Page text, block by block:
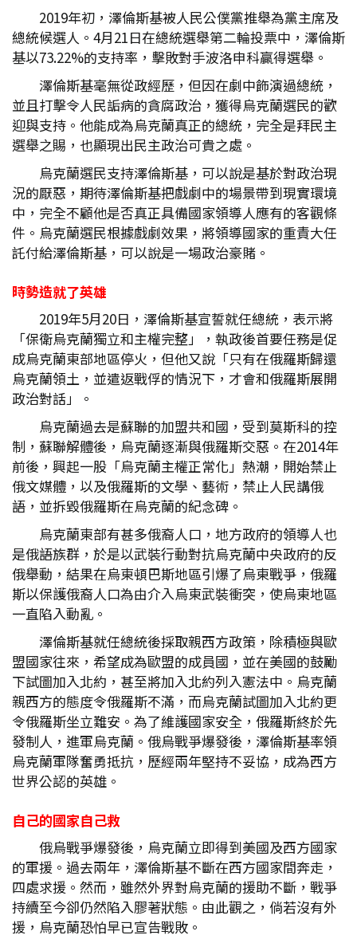
2019年初，澤倫斯基被人民公僕黨推舉為黨主席及
總統候選人。4月21日在總統選舉第二輪投票中，澤倫斯
基以73.22%的支持率，擊敗對手波洛申科贏得選舉。
澤倫斯基毫無從政經歷，但因在劇中飾演過總統，
並且打擊令人民詬病的貪腐政治，獲得烏克蘭選民的歡
迎與支持。他能成為烏克蘭真正的總統，完全是拜民主
選舉之賜，也顯現出民主政治可貴之處。
烏克蘭選民支持澤倫斯基，可以說是基於對政治現
況的厭惡，期待澤倫斯基把戲劇中的場景帶到現實環境
中，完全不顧他是否真正具備國家領導人應有的客觀條
件。烏克蘭選民根據戲劇效果，將領導國家的重責大任
託付給澤倫斯基，可以說是一場政治豪賭。
時勢造就了英雄
2019年5月20日，澤倫斯基宣誓就任總統，表示將
「保衛烏克蘭獨立和主權完整」，執政後首要任務是促
成烏克蘭東部地區停火，但他又說「只有在俄羅斯歸還
烏克蘭領土，並遣返戰俘的情況下，才會和俄羅斯展開
政治對話」。
烏克蘭過去是蘇聯的加盟共和國，受到莫斯科的控
制，蘇聯解體後，烏克蘭逐漸與俄羅斯交惡。在2014年
前後，興起一股「烏克蘭主權正常化」熱潮，開始禁止
俄文媒體，以及俄羅斯的文學、藝術，禁止人民講俄
語，並拆毀俄羅斯在烏克蘭的紀念碑。
烏克蘭東部有甚多俄裔人口，地方政府的領導人也
是俄語族群，於是以武裝行動對抗烏克蘭中央政府的反
俄舉動，結果在烏東頓巴斯地區引爆了烏東戰爭，俄羅
斯以保護俄裔人口為由介入烏東武裝衝突，使烏東地區
一直陷入動亂。
澤倫斯基就任總統後採取親西方政策，除積極與歐
盟國家往來，希望成為歐盟的成員國，並在美國的鼓勵
下試圖加入北約，甚至將加入北約列入憲法中。烏克蘭
親西方的態度令俄羅斯不滿，而烏克蘭試圖加入北約更
令俄羅斯坐立難安。為了維護國家安全，俄羅斯終於先
發制人，進軍烏克蘭。俄烏戰爭爆發後，澤倫斯基率領
烏克蘭軍隊奮勇抵抗，歷經兩年堅持不妥協，成為西方
世界公認的英雄。
自己的國家自己救
俄烏戰爭爆發後，烏克蘭立即得到美國及西方國家
的軍援。過去兩年，澤倫斯基不斷在西方國家間奔走，
四處求援。然而，雖然外界對烏克蘭的援助不斷，戰爭
持續至今卻仍然陷入膠著狀態。由此觀之，倘若沒有外
援，烏克蘭恐怕早已宣告戰敗。